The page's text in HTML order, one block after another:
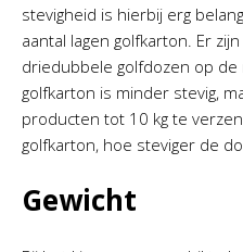
stevigheid is hierbij erg
aantal lagen golfkarton. Er
driedubbele golfdozen op de
golfkarton is minder stevig,
producten tot 10 kg te
golfkarton, hoe steviger de
Gewicht